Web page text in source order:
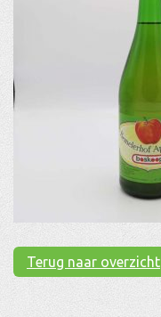
Terug naar overzicht